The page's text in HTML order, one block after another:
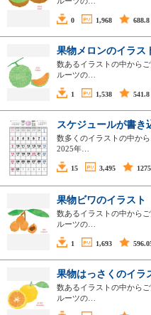
0 1,968 688.8
果物メロンのイラ
数あるイラストの中から
ルーツの…
1 1,538 541.8
スケジュールが書
数多くのイラストの中か
2025年…
15 3,495
果物ビワのイラス
数あるイラストの中から
ルーツの…
1 1,693
果物はっさくのイ
数あるイラストの中から
ルーツの…